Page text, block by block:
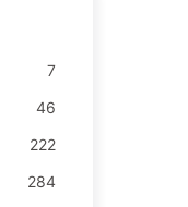
7
46
222
284